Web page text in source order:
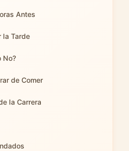
Antes
la Tarde
No?
de Comer
la Carrera